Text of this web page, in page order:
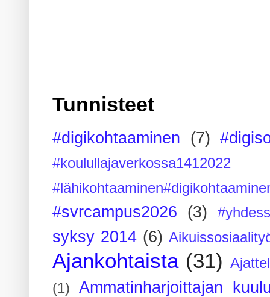
Tunnisteet
#digikohtaaminen (7)
#koulullajaverkossa1412022
#svrcampus2026 (3)
syksy 2014 (6)
Ajankohtaista (31)
(1)
Ammatinharjoittajan